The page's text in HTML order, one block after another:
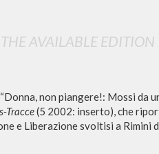
AVAILABLE EDITION
non piangere!: Mossi
Tracce(5 2002: inserto), che
e Liberazione svoltisi a Rimini